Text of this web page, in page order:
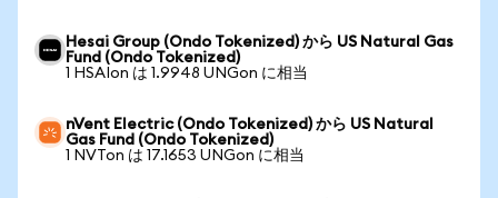
Hesai Group (Ondo Tokenized) から US Natural Gas
Fund (Ondo Tokenized)
1 HSAIon は 1.9948 UNGon に相当
nVent Electric (Ondo Tokenized) から US Natural
Gas Fund (Ondo Tokenized)
1 NVTon は 17.1653 UNGon に相当